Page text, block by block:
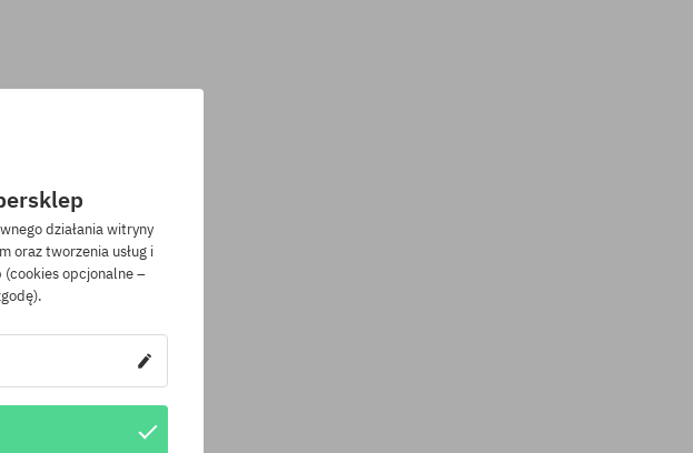
działania witryny
oraz tworzenia usług i
opcjonalne –